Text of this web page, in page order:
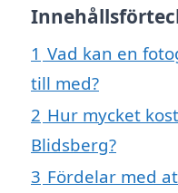
1 Vad kan en
till med?
2 Hur mycket
Blidsberg?
3 Fördelar med